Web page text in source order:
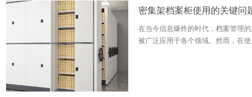
密集架档案柜使用的关键问
在当今信息爆炸的时代，档案管理
被广泛应用于各个领域。然而，在